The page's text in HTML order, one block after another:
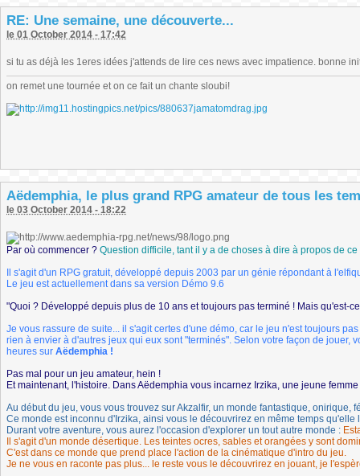
RE: Une semaine, une découverte...
le 01 October 2014 - 17:42
si tu as déjà les 1eres idées j'attends de lire ces news avec impatience. bonne
on remet une tournée et on ce fait un chante sloubi!
Aëdemphia, le plus grand RPG amateur de tous les
le 03 October 2014 - 18:22
Par où commencer ? Question difficile, tant il y a de choses à dire à propos de
Il s'agit d'un RPG gratuit, développé depuis 2003 par un génie répondant à
Le jeu est actuellement dans sa version Démo 9.6
"Quoi ? Développé depuis plus de 10 ans et toujours pas terminé ! Mais qu'est-
Je vous rassure de suite... il s'agit certes d'une démo, car le jeu n'est toujours
rien à envier à d'autres jeux qui eux sont "terminés". Selon votre façon de jouer,
heures sur Aëdemphia !
Pas mal pour un jeu amateur, hein !
Et maintenant, l'histoire. Dans Aëdemphia vous incarnez Irzika, une jeune
Au début du jeu, vous vous trouvez sur Akzalfir, un monde fantastique, onirique,
Ce monde est inconnu d'Irzika, ainsi vous le découvrirez en même temps qu'elle
Durant votre aventure, vous aurez l'occasion d'explorer un tout autre monde :
Il s'agit d'un monde désertique. Les teintes ocres, sables et orangées y sont
C'est dans ce monde que prend place l'action de la cinématique d'intro du jeu.
Je ne vous en raconte pas plus... le reste vous le découvrirez en jouant, je